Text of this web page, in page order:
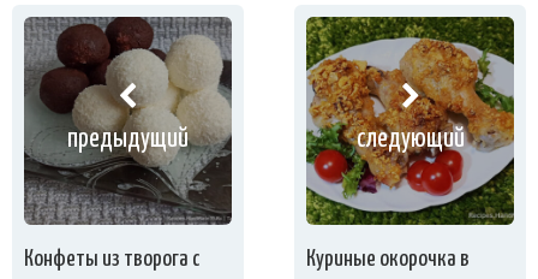
предыдущий
Конфеты из творога с
следующий
Куриные окорочка в